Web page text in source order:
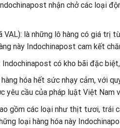
nhận chở các loại
VAL): là những lô hàng có giá trị
này Indochinapost cam kết
Indochinapost có kho bãi đặc
hóa hết sức nhạy cảm, với
cầu của pháp luật Việt Nam
gồm các loại như thịt tươi, trái
loại hàng hóa này